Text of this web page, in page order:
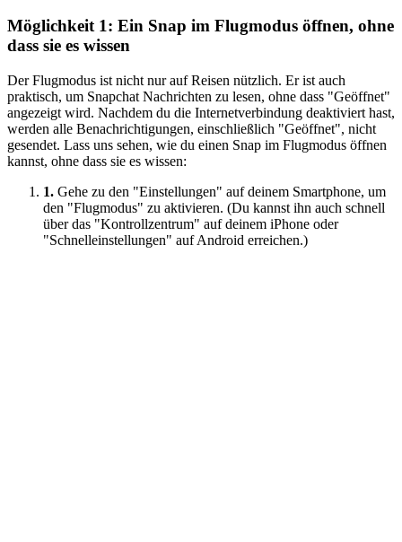
Möglichkeit 1: Ein Snap im Flugmodus öffnen, ohne
dass sie es wissen
Der Flugmodus ist nicht nur auf Reisen nützlich. Er ist auch
praktisch, um Snapchat Nachrichten zu lesen, ohne dass "Geöffnet"
angezeigt wird. Nachdem du die Internetverbindung deaktiviert hast,
werden alle Benachrichtigungen, einschließlich "Geöffnet", nicht
gesendet. Lass uns sehen, wie du einen Snap im Flugmodus öffnen
kannst, ohne dass sie es wissen:
1. Gehe zu den "Einstellungen" auf deinem Smartphone, um
den "Flugmodus" zu aktivieren. (Du kannst ihn auch schnell
über das "Kontrollzentrum" auf deinem iPhone oder
"Schnelleinstellungen" auf Android erreichen.)